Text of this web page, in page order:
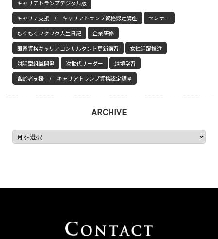
キャリアトランプデジタル版
キャリア支援 / キャリアトランプ資格認定講座 セミナー
もくもくワクワク人生日記 企業研修
国家資格キャリアコンサルタント更新講習 女性活躍推進
対話型組織開発 次世代リーダー 越境学習
高齢者支援 / キャリアトランプ資格認定講座
ARCHIVE